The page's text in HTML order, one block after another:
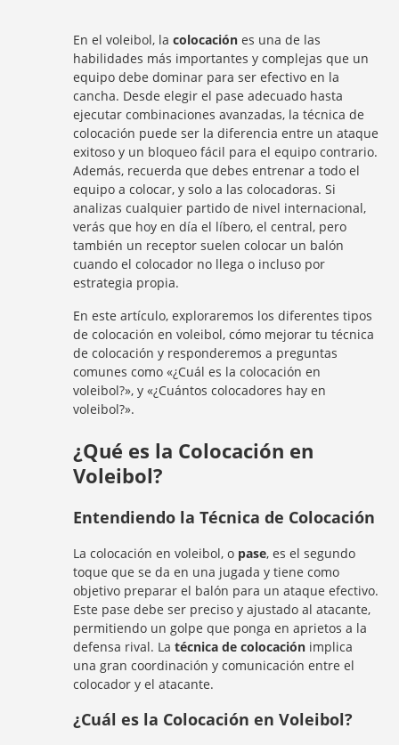
En el voleibol, lacolocación es una de las
habilidades más importantes y complejas que un
equipo debe dominar para ser efectivo en la
cancha. Desde elegir el pase adecuado hasta
ejecutar combinaciones avanzadas, la técnica de
colocación puede ser la diferencia entre un ataque
exitoso y un bloqueo fácil para el equipo contrario.
Además, recuerda que debes entrenar a todo el
equipo a colocar, y solo a las colocadoras. Si
analizas cualquier partido de nivel internacional,
verás que hoy en día el líbero, el central, pero
también un receptor suelen colocar un balón
cuando el colocador no llega o incluso por
estrategia propia.
En este artículo, exploraremos los diferentes tipos
de colocación en voleibol, cómo mejorar tu técnica
de colocación y responderemos a preguntas
comunes como «¿Cuál es la colocación en
voleibol?», y «¿Cuántos colocadores hay en
voleibol?».
¿Qué es la Colocación en
Voleibol?
Entendiendo la Técnica de Colocación
La colocación en voleibol, o pase, es el segundo
toque que se da en una jugada y tiene como
objetivo preparar el balón para un ataque efectivo.
Este pase debe ser preciso y ajustado al atacante,
permitiendo un golpe que ponga en aprietos a la
defensa rival. Latécnica de colocación implica
una gran coordinación y comunicación entre el
colocador y el atacante.
¿Cuál es la Colocación en Voleibol?